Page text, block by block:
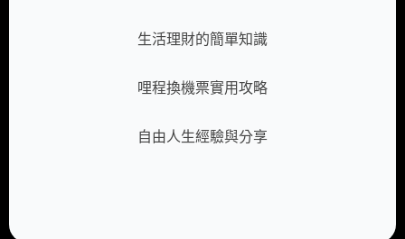
生活理財的簡單知識
哩程換機票實用攻略
自由人生經驗與分享